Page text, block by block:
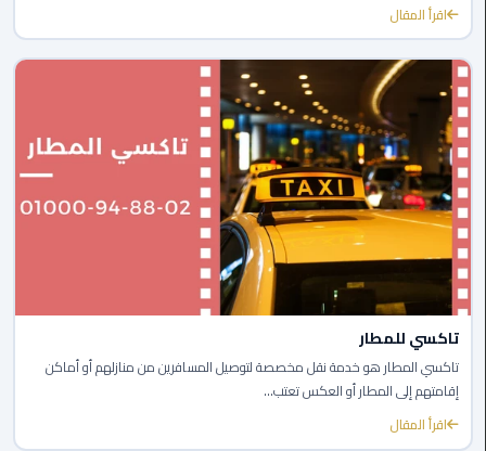
مطار
ليموزين
فيصل
ليموزين
من
مطار
برج
العرب
إلى
القاهرة
ليموزين
الهرم
اقرأ المقال
تاكسي للمطار
تاكسي المطار هو خدمة نقل مخصصة لتوصيل المسافرين من منازلهم أو أماكن
إقامتهم إلى المطار أو العكس تعتب...
اقرأ المقال